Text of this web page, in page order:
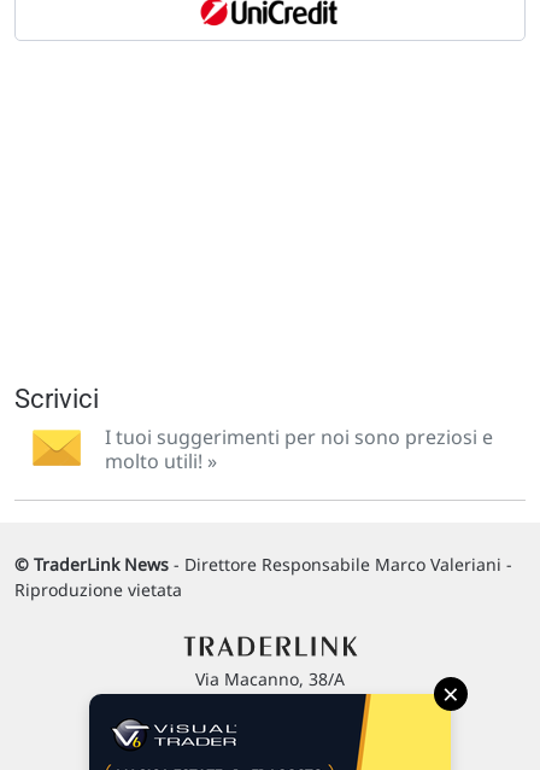
Scrivici
I tuoi suggerimenti per noi sono preziosi e
molto utili! »
© TraderLink News - Direttore Responsabile Marco Valeriani -
Riproduzione vietata
Via Macanno, 38/A
P.IVA 02 452 460 401
×